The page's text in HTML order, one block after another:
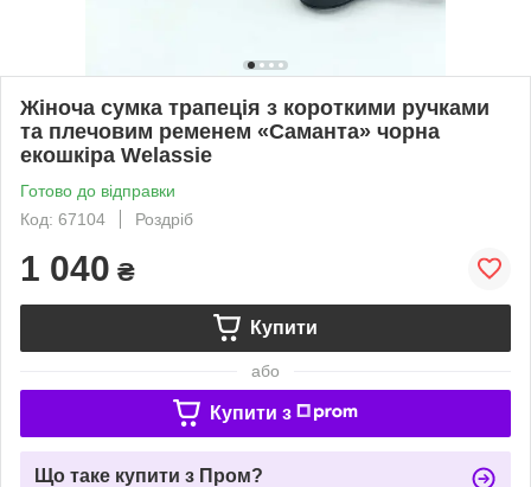
Жіноча сумка трапеція з короткими ручками
та плечовим ременем «Саманта» чорна
екошкіра Welassie
Готово до відправки
Код: 67104
Роздріб
1 040 ₴
Купити
або
Купити з
Що таке купити з Пром?